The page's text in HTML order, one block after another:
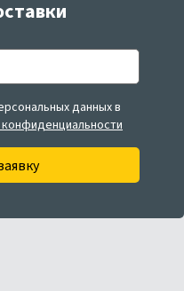
данных в